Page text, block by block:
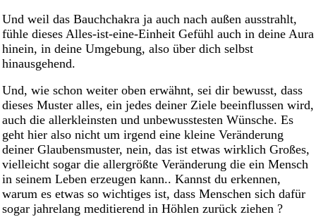
Und weil das Bauchchakra ja auch nach außen ausstrahlt,
fühle dieses Alles-ist-eine-Einheit Gefühl auch in deine Aura
hinein, in deine Umgebung, also über dich selbst
hinausgehend.
Und, wie schon weiter oben erwähnt, sei dir bewusst, dass
dieses Muster alles, ein jedes deiner Ziele beeinflussen wird,
auch die allerkleinsten und unbewusstesten Wünsche. Es
geht hier also nicht um irgend eine kleine Veränderung
deiner Glaubensmuster, nein, das ist etwas wirklich Großes,
vielleicht sogar die allergrößte Veränderung die ein Mensch
in seinem Leben erzeugen kann.. Kannst du erkennen,
warum es etwas so wichtiges ist, dass Menschen sich dafür
sogar jahrelang meditierend in Höhlen zurück ziehen ?